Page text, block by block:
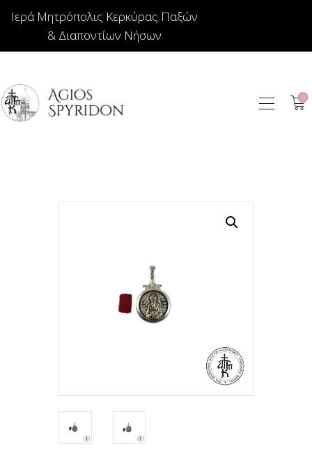
Ιερά Μητρόπολις Κερκύρας Παξών
& Διαποντίων Νήσων
0
ΕΙΚΟΝΕΣ
ΙΕΡΑΤΙΚΑ
ΑΡΘΡΟΓΡΑΦΙΑ